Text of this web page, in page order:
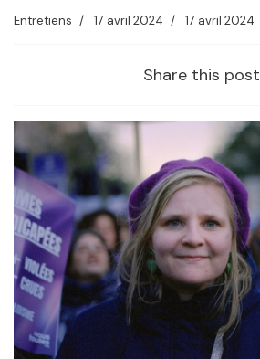
Entretiens 17 avril 2024 17 avril 2024
Share this post